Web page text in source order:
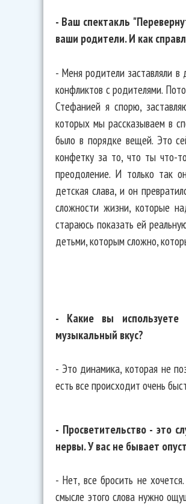
- Ваш спектакль
ваши родители. И как
- Меня родители заставляли
конфликтов с родителями.
Стефанией я спорю,
которых мы рассказываем в
было в порядке вещей. Это
конфетку за то, что ты что-
преодоление. И только так
детская слава, и он
сложности жизни, которые
стараюсь показать ей
детьми, которым сложно,
- Какие вы
музыкальный вкус?
- Это динамика, которая не
есть все происходит очень
- Просветительство - это
нервы. У вас не бывает
- Нет, все бросить не
смысле этого слова нужно